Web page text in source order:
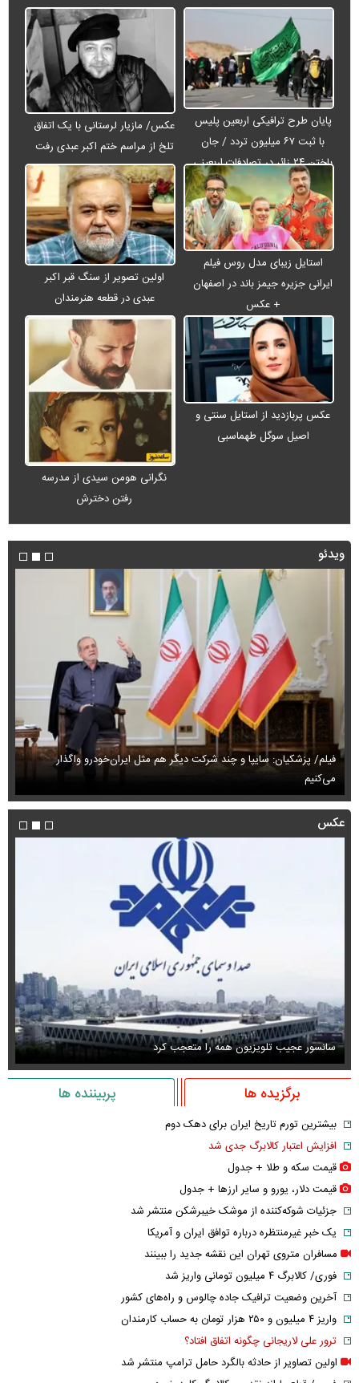
پایان طرح ترافیکی اربعین پلیس
با ثبت ۶۷ میلیون تردد / جان
باختن ۲۴ زائر در تصادفات اربعینی
عکس/ مازیار لرستانی با یک اتفاق
تلخ از مراسم ختم اکبر عبدی رفت
استایل زیبای مدل روس فیلم
ایرانی جزیره جیمز باند در اصفهان
+ عکس
اولین تصویر از سنگ قبر اکبر
عبدی در قطعه هنرمندان
عکس پربازدید از استایل سنتی و
اصیل سوگل طهماسبی
نگرانی هومن سیدی از مدرسه
رفتن دخترش
ویدئو
فیلم/ پزشکیان: سایپا و چند شرکت دیگر هم مثل ایران‌خودرو واگذار
می‌کنیم
عکس
سانسور عجیب تلویزیون همه را متعجب کرد
برگزیده ها پربیننده ها
بیشترین تورم تاریخ ایران برای دهک دوم
افزایش اعتبار کالابرگ جدی شد
قیمت سکه و طلا + جدول
قیمت دلار، یورو و سایر ارز‌ها + جدول
جزئیات شوکه‌کننده از موشک خیبرشکن منتشر شد
یک خبر غیرمنتظره درباره توافق ایران و آمریکا
مسافران متروی تهران این نقشه جدید را ببینند
فوری/ کالابرگ ۴ میلیون تومانی واریز شد
آخرین وضعیت ترافیک جاده چالوس و راه‌های کشور
واریز ۴ میلیون و ۲۵۰ هزار تومان به حساب کارمندان
ترور علی لاریجانی چگونه اتفاق افتاد؟
اولین تصاویر از حادثه بالگرد حامل ترامپ منتشر شد